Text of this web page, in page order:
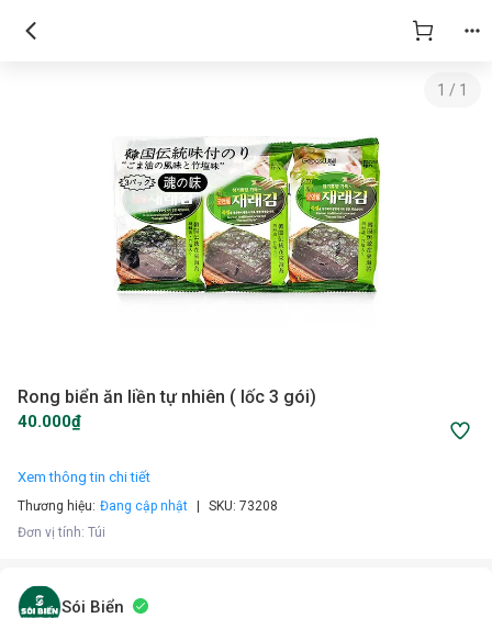
1 / 1
Rong biển ăn liền tự nhiên ( lốc 3 gói)
40.000₫
Xem thông tin chi tiết
Thương hiệu: Đang cập nhật SKU: 73208
Đơn vị tính: Túi
Sói Biển